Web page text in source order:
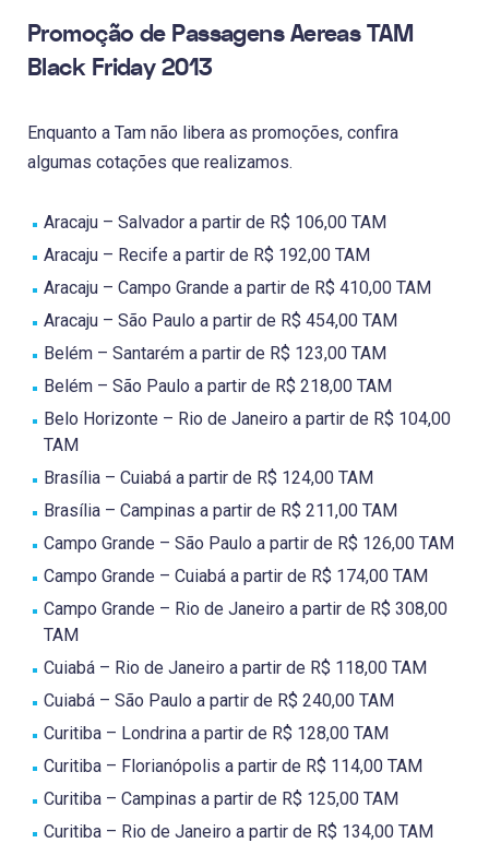
Promoção de Passagens Aereas TAM
Black Friday 2013
Enquanto a Tam não libera as promoções, confira
algumas cotações que realizamos.
Aracaju – Salvador a partir de R$ 106,00 TAM
Aracaju – Recife a partir de R$ 192,00 TAM
Aracaju – Campo Grande a partir de R$ 410,00 TAM
Aracaju – São Paulo a partir de R$ 454,00 TAM
Belém – Santarém a partir de R$ 123,00 TAM
Belém – São Paulo a partir de R$ 218,00 TAM
Belo Horizonte – Rio de Janeiro a partir de R$ 104,00
TAM
Brasília – Cuiabá a partir de R$ 124,00 TAM
Brasília – Campinas a partir de R$ 211,00 TAM
Campo Grande – São Paulo a partir de R$ 126,00 TAM
Campo Grande – Cuiabá a partir de R$ 174,00 TAM
Campo Grande – Rio de Janeiro a partir de R$ 308,00
TAM
Cuiabá – Rio de Janeiro a partir de R$ 118,00 TAM
Cuiabá – São Paulo a partir de R$ 240,00 TAM
Curitiba – Londrina a partir de R$ 128,00 TAM
Curitiba – Florianópolis a partir de R$ 114,00 TAM
Curitiba – Campinas a partir de R$ 125,00 TAM
Curitiba – Rio de Janeiro a partir de R$ 134,00 TAM